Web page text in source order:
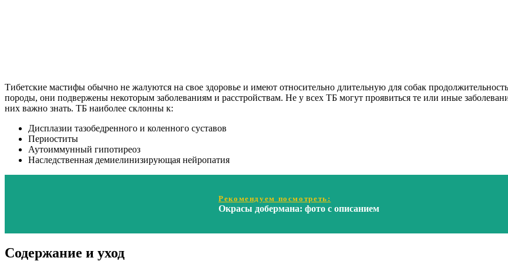
Тибетские мастифы обычно не жалуются на свое здоровье и имеют относительно длительную для собак
породы, они подвержены некоторым заболеваниям и расстройствам. Не у всех ТБ могут проявиться те или иные
них важно знать. ТБ наиболее склонны к:
Дисплазии тазобедренного и коленного суставов
Периоститы
Аутоиммунный гипотиреоз
Наследственная демиелинизирующая нейропатия
Рекомендуем посмотреть:
Окрасы добермана: фото с описанием
Содержание и уход